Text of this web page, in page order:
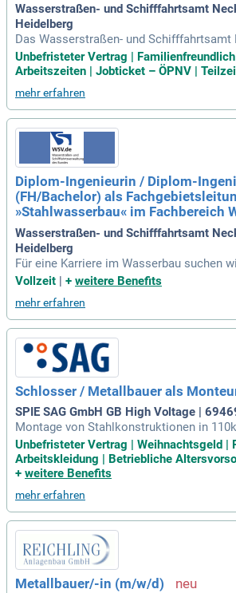
Wasserstraßen- und Schifffahrtsamt
Heidelberg
Das Wasserstraßen- und Schifffahrtsamt
kar) sucht ab sofort eine/n Diplom-
Fachgebietsleitung "Stahlwasserbau".
gabengebiet umfasst die Führung von 13
Bereich Wasserstraße. Sie sind
dsetzung und den Ersatz von
s Neckars. Dieser Bereich umfasst 27
sersperrtore und Wehren, die Sie
sich jetzt und gestalten Sie die Zukunft
Unbefristeter Vertrag |
Arbeitszeiten | Jobticket – ÖPNV |
mehr erfahren
Diplom-Ingenieurin / Diplom-
(FH/Bachelor) als
»Stahlwasserbau« im Fachbereich
Wasserstraßen- und Schifffahrtsamt
Heidelberg
Für eine Karriere im Wasserbau suchen
n Ingenieur (m/w/d) mit einem Fokus auf
ealerweise bringen Sie Erfahrungen in
tahlwasserbau-Maßnahmen mit. Ihre
e im Personalwesen und in rechtlichen
stützen Ihre Entscheidungsfindung.
eamfähigkeit sind für die Leitung von
die Lösung von Konflikten unerlässlich.
tät, Verhandlungsstärke und hohe
egelmäßige Dienstreisen zwischen
gehören ebenfalls zu den Aufgaben.
Vollzeit | + weitere Benefits
mehr erfahren
Schlosser / Metallbauer als
SPIE SAG GmbH GB High Voltage |
Montage von Stahlkonstruktionen in
tanlagen (luft- und gasisolierte Anlagen);
spannungs- und Mittelspannungsgeräten
che Anlagen, Montage von
Unbefristeter Vertrag | Weihnachtsgeld |
Arbeitskleidung | Betriebliche
+ weitere Benefits
mehr erfahren
Metallbauer/-in (m/w/d)